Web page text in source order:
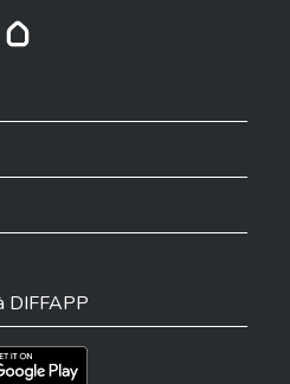
Instagram
DIFFAPP
Storel'app sur Play Store